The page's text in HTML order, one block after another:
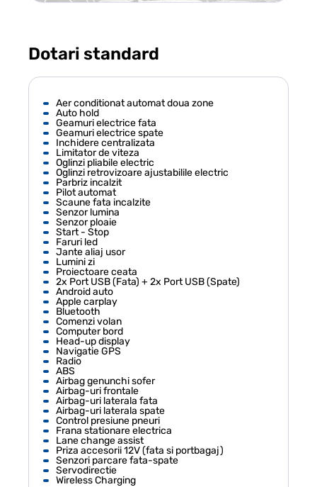
Dotari standard
Aer conditionat automat doua zone
Auto hold
Geamuri electrice fata
Geamuri electrice spate
Inchidere centralizata
Limitator de viteza
Oglinzi pliabile electric
Oglinzi retrovizoare ajustabilile electric
Parbriz incalzit
Pilot automat
Scaune fata incalzite
Senzor lumina
Senzor ploaie
Start - Stop
Faruri led
Jante aliaj usor
Lumini zi
Proiectoare ceata
2x Port USB (Fata) + 2x Port USB (Spate)
Android auto
Apple carplay
Bluetooth
Comenzi volan
Computer bord
Head-up display
Navigatie GPS
Radio
ABS
Airbag genunchi sofer
Airbag-uri frontale
Airbag-uri laterala fata
Airbag-uri laterala spate
Control presiune pneuri
Frana stationare electrica
Lane change assist
Priza accesorii 12V (fata si portbagaj)
Senzori parcare fata-spate
Servodirectie
Wireless Charging